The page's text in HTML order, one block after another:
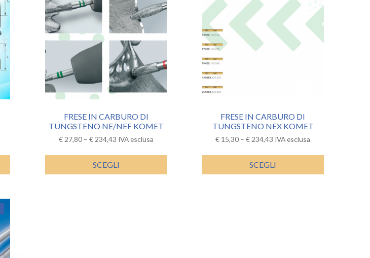
FRESE IN CARBURO DI
TUNGSTENO NE/NEF KOMET
€27,80– €234,43 IVA esclusa
SCEGLI
FRESE IN CARBURO DI
TUNGSTENO NEX KOMET
€ 15,30 –€ 234,43 IVA esclusa
SCEGLI